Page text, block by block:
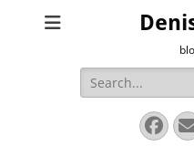
Search
for: